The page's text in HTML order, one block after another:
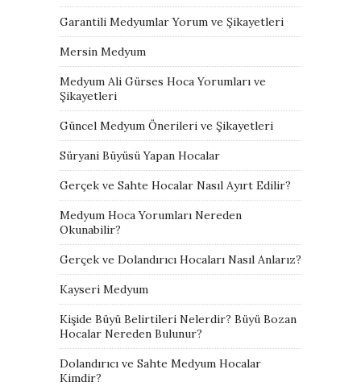
Garantili Medyumlar Yorum ve Şikayetleri
Mersin Medyum
Medyum Ali Gürses Hoca Yorumları ve
Şikayetleri
Güncel Medyum Önerileri ve Şikayetleri
Süryani Büyüsü Yapan Hocalar
Gerçek ve Sahte Hocalar Nasıl Ayırt Edilir?
Medyum Hoca Yorumları Nereden
Okunabilir?
Gerçek ve Dolandırıcı Hocaları Nasıl Anlarız?
Kayseri Medyum
Kişide Büyü Belirtileri Nelerdir? Büyü Bozan
Hocalar Nereden Bulunur?
Dolandırıcı ve Sahte Medyum Hocalar
Kimdir?